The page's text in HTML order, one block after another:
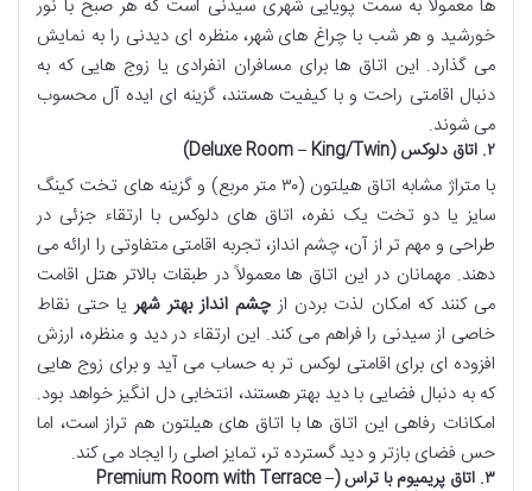
ها معمولاً به سمت پویایی شهری سیدنی است که هر صبح با نور
خورشید و هر شب با چراغ های شهر، منظره ای دیدنی را به نمایش
می گذارد. این اتاق ها برای مسافران انفرادی یا زوج هایی که به
دنبال اقامتی راحت و با کیفیت هستند، گزینه ای ایده آل محسوب
می شوند.
۲. اتاق دلوکس (Deluxe Room – King/Twin)
با متراژ مشابه اتاق هیلتون (۳۰ متر مربع) و گزینه های تخت کینگ
سایز یا دو تخت یک نفره، اتاق های دلوکس با ارتقاء جزئی در
طراحی و مهم تر از آن، چشم انداز، تجربه اقامتی متفاوتی را ارائه می
دهند. مهمانان در این اتاق ها معمولاً در طبقات بالاتر هتل اقامت
می کنند که امکان لذت بردن ازچشم انداز بهتر شهریا حتی نقاط
خاصی از سیدنی را فراهم می کند. این ارتقاء در دید و منظره، ارزش
افزوده ای برای اقامتی لوکس تر به حساب می آید و برای زوج هایی
که به دنبال فضایی با دید بهتر هستند، انتخابی دل انگیز خواهد بود.
امکانات رفاهی این اتاق ها با اتاق های هیلتون هم تراز است، اما
حس فضای بازتر و دید گسترده تر، تمایز اصلی را ایجاد می کند.
۳. اتاق پریمیوم با تراس (Premium Room with Terrace –